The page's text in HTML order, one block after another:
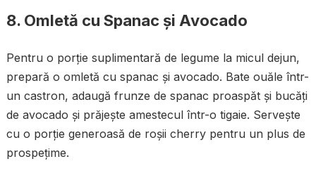
8. Omletă cu Spanac și Avocado
Pentru o porție suplimentară de legume la micul dejun,
prepară o omletă cu spanac și avocado. Bate ouăle într-
un castron, adaugă frunze de spanac proaspăt și bucăți
de avocado și prăjește amestecul într-o tigaie. Servește
cu o porție generoasă de roșii cherry pentru un plus de
prospețime.